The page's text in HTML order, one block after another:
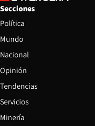
Secciones
Política
Mundo
Nacional
Opinión
Tendencias
Servicios
Minería